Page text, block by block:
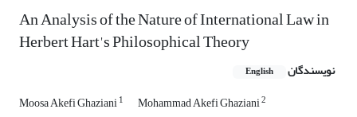
An Analysis of the Nature of International Law in
Herbert Hart's Philosophical Theory
نویسندگان English
Moosa Akefi Ghaziani1 Mohammad Akefi Ghaziani2